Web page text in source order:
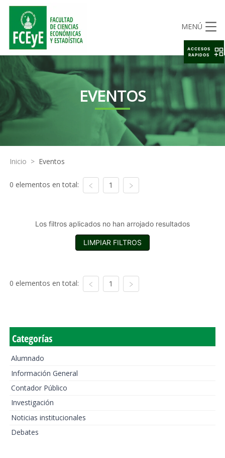
MENÚ
EVENTOS
Inicio > Eventos
0 elementos en total: 1
Los filtros aplicados no han arrojado resultados
LIMPIAR FILTROS
0 elementos en total: 1
Categorías
Alumnado
Información General
Contador Público
Investigación
Noticias institucionales
Debates
ACCESOS
RAPIDOS